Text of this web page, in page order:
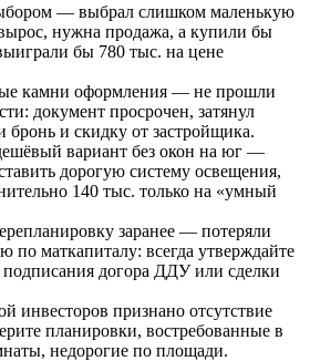
— выбрал слишком маленькую
нужна продажа, а купили бы
бы 780 тыс. на цене
камни оформления — не прошли
документ просрочен, затянул
бронь и скидку от застройщика.
вариант без окон на юг —
дорогую систему освещения,
140 тыс. только на «умный
заранее — потеряли
по маткапиталу: всегда утверждайте
подписания догора ДДУ или сделки
инвесторов признано отсутствие
планировки, востребованные в
недорогие по площади.